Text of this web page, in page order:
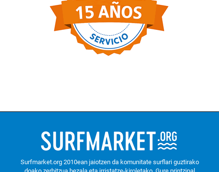
Surfmarket.org 2010ean jaiotzen da komunitate surflari guztirako